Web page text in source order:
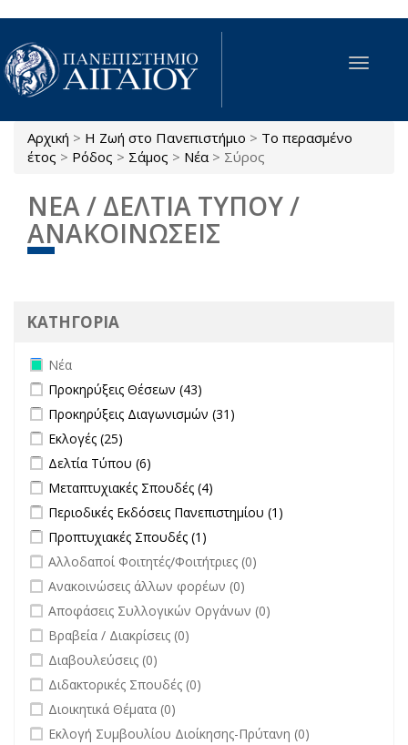
Παράκαμψη προς το κυρίως περιεχόμενο
Toggle
Είστε εδώ
Αρχική > Η Ζωή στο Πανεπιστήμιο > Το περασμένο
έτος > Ρόδος > Σάμος > Νέα > Σύρος
ΝΕΑ / ΔΕΛΤΙΑ ΤΥΠΟΥ /
ΑΝΑΚΟΙΝΩΣΕΙΣ
ΚΑΤΗΓΟΡΙΑ
Remove Νέα filter
Νέα
Apply Προκηρύξεις Θέσεων filter
Προκηρύξεις Θέσεων (43)
Apply Προκηρύξεις Διαγωνισμών filter
Προκηρύξεις Διαγωνισμών (31)
Apply Εκλογές filter
Εκλογές (25)
Apply Δελτία Τύπου filter
Δελτία Τύπου (6)
Apply Μεταπτυχιακές Σπουδές filter
Μεταπτυχιακές Σπουδές (4)
Apply Περιοδικές Εκδόσεις Πανεπιστημίου filter
Περιοδικές Εκδόσεις Πανεπιστημίου (1)
Apply Προπτυχιακές Σπουδές filter
Προπτυχιακές Σπουδές (1)
undefined
Αλλοδαποί Φοιτητές/Φοιτήτριες (0)
undefined
Ανακοινώσεις άλλων φορέων (0)
undefined
Αποφάσεις Συλλογικών Οργάνων (0)
undefined
Βραβεία / Διακρίσεις (0)
undefined
Διαβουλεύσεις (0)
undefined
Διδακτορικές Σπουδές (0)
undefined
Διοικητικά Θέματα (0)
undefined
Εκλογή Συμβουλίου Διοίκησης-Πρύτανη (0)